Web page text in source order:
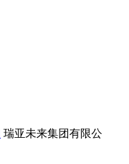
瑞亚未来集团有限公